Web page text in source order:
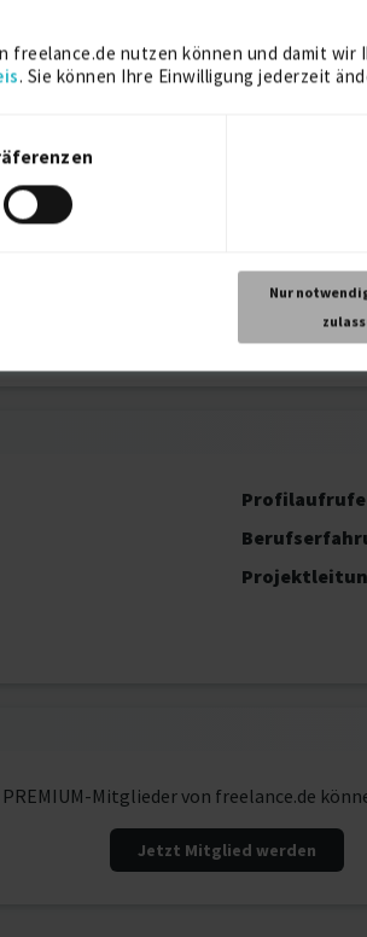
freelance.de nutzen können und damit
. Sie können Ihre Einwilligung jederzeit
Nur
Profilaufrufe
Mitglieder von freelance.de
Jetzt Mitglied werden